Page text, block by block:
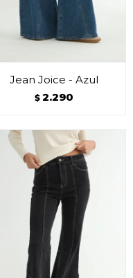
Jean Joice - Azul
$ 2.290